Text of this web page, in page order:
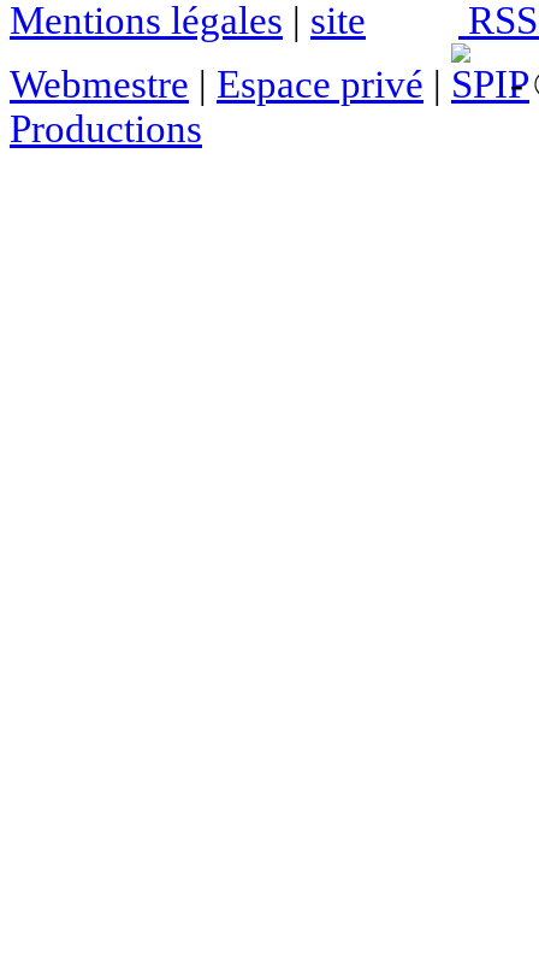
Mentions légales |
Webmestre | Espace privé |
-
Productions